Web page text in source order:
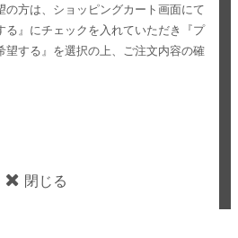
の方は、ショッピングカート画面にて
る』にチェックを入れていただき
『プ
望する』を選択の上、ご注文内容の確
閉じる